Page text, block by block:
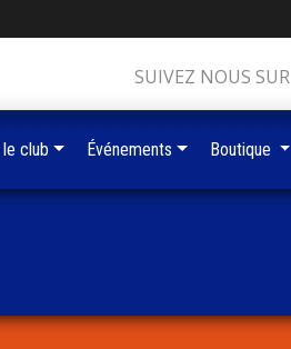
SUIVEZ NOUS SUR
club Événements Boutique